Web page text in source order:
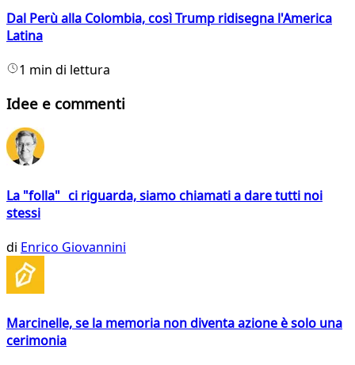
Dal Perù alla Colombia, così Trump ridisegna l'America
Latina
1 min di lettura
Idee e commenti
La "folla" ci riguarda, siamo chiamati a dare tutti noi
stessi
di Enrico Giovannini
Marcinelle, se la memoria non diventa azione è solo una
cerimonia